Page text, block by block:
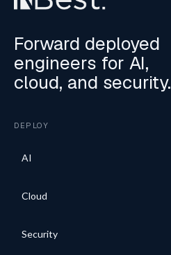
Forward deployed
engineers for AI,
cloud, and security.
DEPLOY
AI
Cloud
Security